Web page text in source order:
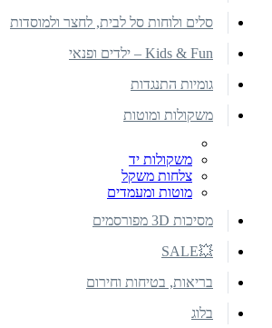
סלים ולוחות סל לבית, לחצר ולמוסדות
Kids & Fun – ילדים ופנאי
גומיות התנגדות
משקולות ומוטות
משקולות יד
צלחות משקל
מוטות ומעמדים
מסיכות 3D מפורסמים
💥SALE
בריאות, בטיחות וחירום
בלוג